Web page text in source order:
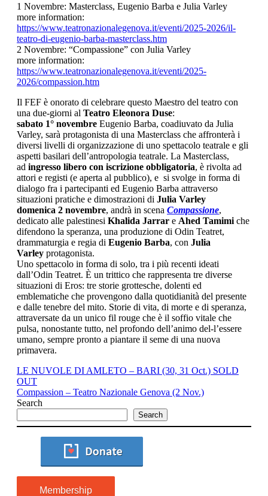
1 Novembre: Masterclass, Eugenio Barba e Julia Varley
more information:
https://www.teatronazionalegenova.it/eventi/2025-2026/il-
teatro-di-eugenio-barba-masterclass.htm
2 Novembre: “Compassione” con Julia Varley
more information:
https://www.teatronazionalegenova.it/eventi/2025-
2026/compassion.htm
Il FEF è onorato di celebrare questo Maestro del teatro con
una due-giorni al Teatro Eleonora Duse:
sabato 1° novembre Eugenio Barba, coadiuvato da Julia
Varley, sarà protagonista di una Masterclass che affronterà i
diversi livelli di organizzazione di uno spettacolo teatrale e gli
aspetti basilari dell’antropologia teatrale. La Masterclass,
ad ingresso libero con iscrizione obbligatoria, è rivolta ad
attori e registi (e aperta al pubblico), e si svolge in forma di
dialogo fra i partecipanti ed Eugenio Barba attraverso
situazioni pratiche e dimostrazioni di Julia Varley
domenica 2 novembre, andrà in scena Compassione,
dedicato alle palestinesi Khalida Jarrar e Ahed Tamimi che
difendono la speranza, una produzione di Odin Teatret,
drammaturgia e regia di Eugenio Barba, con Julia
Varley protagonista.
Uno spettacolo in forma di solo, tra i più recenti ideati
dall’Odin Teatret. È un trittico che rappresenta tre diverse
situazioni di Eros: tre storie grottesche, dolenti ed
emblematiche che provengono dalla quotidianità del presente
e dalle tenebre del mito. Storie di vita, di morte e di speranza,
attraversate da un unico fil rouge che è il soffio vitale che
pulsa, nonostante tutto, nel profondo dell’animo del-l’essere
umano, sempre pronto a piantare il seme di una nuova
primavera.
LE NUVOLE DI AMLETO – BARI (30, 31 Oct.) SOLD
OUT
Compassion – Teatro Nazionale Genova (2 Nov.)
Search
Search
Membership